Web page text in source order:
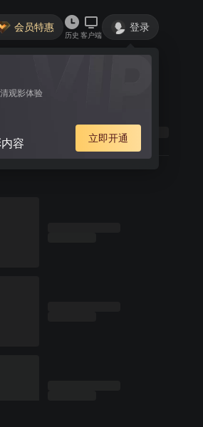
会员特惠
历史 客户端
登录
观影体验
容 立即开通